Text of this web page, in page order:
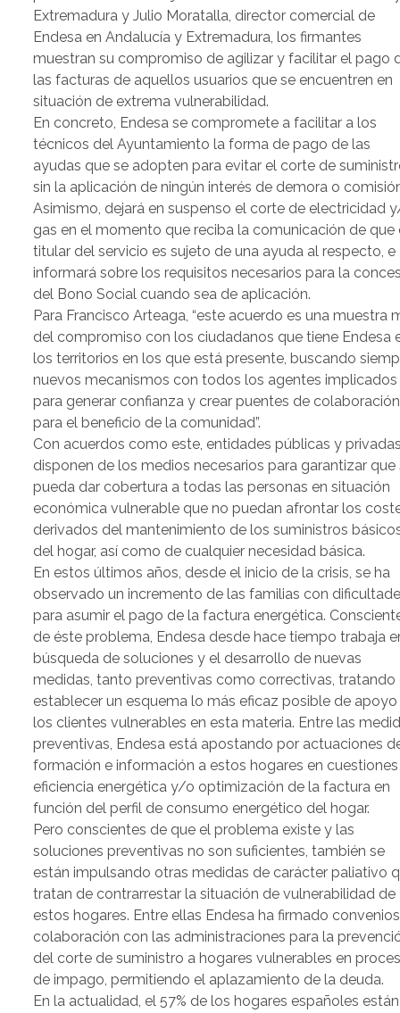
Extremadura y Julio Moratalla, director comercial de
Endesa en Andalucía y Extremadura, los firmantes
muestran su compromiso de agilizar y facilitar el pago
las facturas de aquellos usuarios que se encuentren en
situación de extrema vulnerabilidad.
En concreto, Endesa se compromete a facilitar a los
técnicos del Ayuntamiento la forma de pago de las
ayudas que se adopten para evitar el corte de
sin la aplicación de ningún interés de demora o
Asimismo, dejará en suspenso el corte de electricidad
gas en el momento que reciba la comunicación de que
titular del servicio es sujeto de una ayuda al respecto, e
informará sobre los requisitos necesarios para la
del Bono Social cuando sea de aplicación.
Para Francisco Arteaga, “este acuerdo es una muestra
del compromiso con los ciudadanos que tiene Endesa
los territorios en los que está presente, buscando
nuevos mecanismos con todos los agentes implicados
para generar confianza y crear puentes de colaboración
para el beneficio de la comunidad”.
Con acuerdos como este, entidades públicas y
disponen de los medios necesarios para garantizar que
pueda dar cobertura a todas las personas en situación
económica vulnerable que no puedan afrontar los
derivados del mantenimiento de los suministros
del hogar, así como de cualquier necesidad básica.
En estos últimos años, desde el inicio de la crisis, se ha
observado un incremento de las familias con
para asumir el pago de la factura energética.
de éste problema, Endesa desde hace tiempo trabaja
búsqueda de soluciones y el desarrollo de nuevas
medidas, tanto preventivas como correctivas, tratando
establecer un esquema lo más eficaz posible de apoyo
los clientes vulnerables en esta materia. Entre las
preventivas, Endesa está apostando por actuaciones
formación e información a estos hogares en
eficiencia energética y/o optimización de la factura en
función del perfil de consumo energético del hogar.
Pero conscientes de que el problema existe y las
soluciones preventivas no son suficientes, también se
están impulsando otras medidas de carácter paliativo
tratan de contrarrestar la situación de vulnerabilidad de
estos hogares. Entre ellas Endesa ha firmado
colaboración con las administraciones para la
del corte de suministro a hogares vulnerables en
de impago, permitiendo el aplazamiento de la deuda.
En la actualidad, el 57% de los hogares españoles están